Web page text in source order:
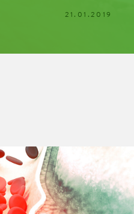
21.01.2019